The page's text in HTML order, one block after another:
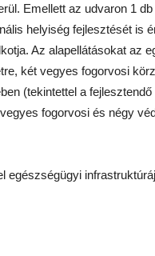
Emellett az udvaron 1
helyiség fejlesztését is
Az alapellátásokat az
két vegyes fogorvosi
(tekintettel a
fogorvosi és négy
egészségügyi